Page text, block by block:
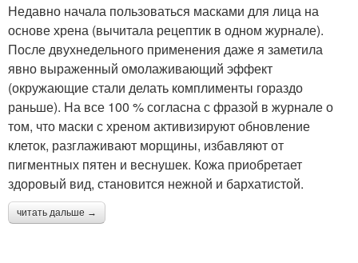
Недавно начала пользоваться масками для лица на
основе хрена (вычитала рецептик в одном журнале).
После двухнедельного применения даже я заметила
явно выраженный омолаживающий эффект
(окружающие стали делать комплименты гораздо
раньше). На все 100 % согласна с фразой в журнале о
том, что маски с хреном активизируют обновление
клеток, разглаживают морщины, избавляют от
пигментных пятен и веснушек. Кожа приобретает
здоровый вид, становится нежной и бархатистой.
читать дальше →